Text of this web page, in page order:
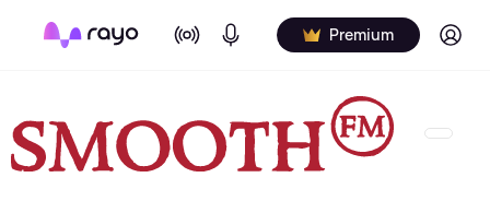
On Air Podcasts Premium Log in